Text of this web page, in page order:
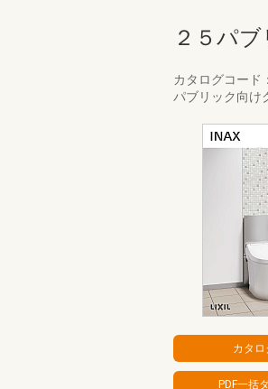
２５パ
カタログコード
パブリック向け